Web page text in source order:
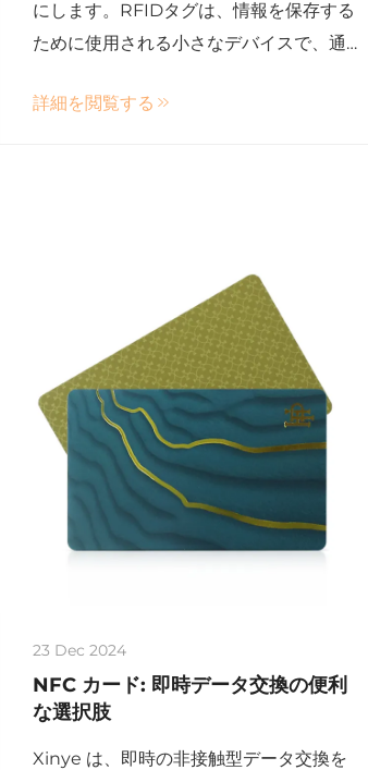
にします。RFIDタグは、情報を保存する
ために使用される小さなデバイスで、通
たりします。RFIDタグは、物体を識別す
詳細を閲覧する
23 Dec 2024
NFC カード: 即時データ交換の便利
な選択肢
Xinye は、即時の非接触型データ交換を